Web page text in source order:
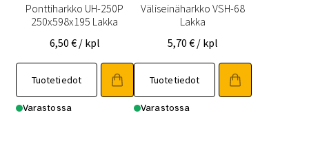
Ponttiharkko UH-250P
250x598x195 Lakka
6,50 € / kpl
Tuotetiedot
Varastossa
Väliseinäharkko VSH-68
Lakka
5,70€ / kpl
Tuotetiedot
Varastossa